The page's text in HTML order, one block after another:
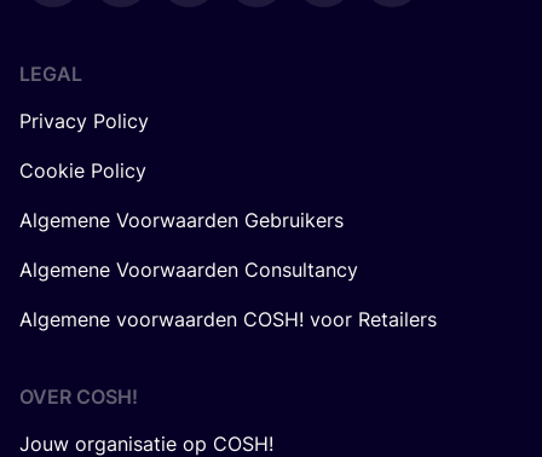
LEGAL
Privacy Policy
Cookie Policy
Algemene Voorwaarden Gebruikers
Algemene Voorwaarden Consultancy
Algemene voorwaarden COSH! voor Retailers
OVER COSH!
Jouw organisatie op COSH!